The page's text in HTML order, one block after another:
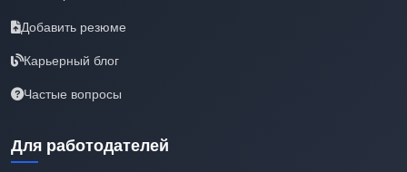
Добавить резюме
Карьерный блог
Частые вопросы
Для работодателей